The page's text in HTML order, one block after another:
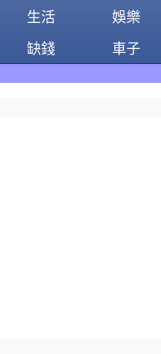
生活 娛樂
缺錢 車子